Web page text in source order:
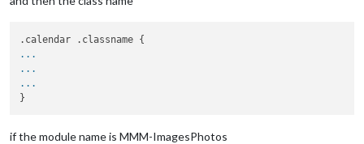
...
...
...
if the module name is MMM-ImagesPhotos